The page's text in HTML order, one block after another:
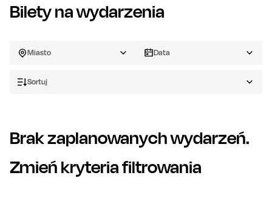
Bilety na wydarzenia
Miasto Data
Sortuj
Brak zaplanowanych wydarzeń.
Zmień kryteria filtrowania